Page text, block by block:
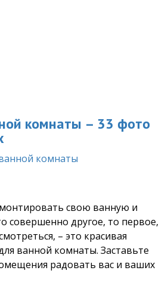
комнаты – 33 фото
комнаты
свою ванную и
совершенно другое, то первое,
– это красивая
ванной комнаты. Заставьте
радовать вас и ваших